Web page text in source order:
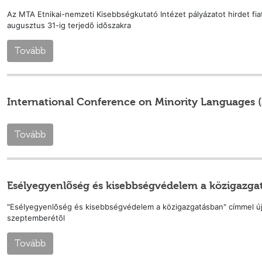
Az MTA Etnikai-nemzeti Kisebbségkutató Intézet pályázatot hirdet
augusztus 31-ig terjedõ idõszakra
Tovább
International Conference on Minority Languages
Tovább
Esélyegyenlõség és kisebbségvédelem a
"Esélyegyenlõség és kisebbségvédelem a közigazgatásban" címmel
szeptemberétõl
Tovább